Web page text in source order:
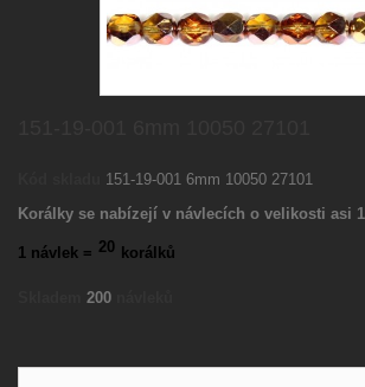
151-19-001 6mm 10050 27101
Korálky se nabízejí v návlecích o velikosti asi
1 návlek = 20 korálků
200